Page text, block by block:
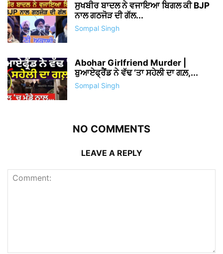
ਸੁਖਬੀਰ ਬਾਦਲ ਨੇ ਵਜਾਇਆ ਬਿਗਲ ਕੀ BJP
ਨਾਲ ਗਠਜੋੜ ਦੀ ਗੱਲ...
Sompal Singh
Abohar Girlfriend Murder |
ਬੁਆਏਫ੍ਰੈਂਡ ਨੇ ਵੱਢ ‘ਤਾ ਸਹੇਲੀ ਦਾ ਗਲ਼,...
Sompal Singh
NO COMMENTS
LEAVE A REPLY